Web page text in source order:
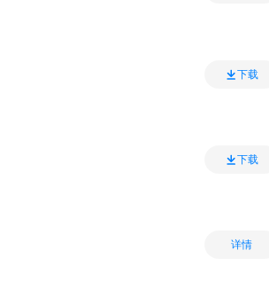
下载
下载
详情